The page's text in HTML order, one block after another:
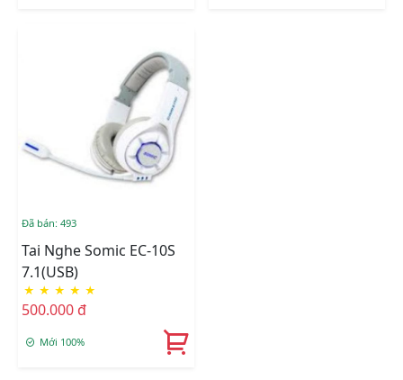
Đã bán: 493
Tai Nghe Somic EC-10S
7.1(USB)
★ ★ ★ ★ ★
500.000 đ
Mới 100%